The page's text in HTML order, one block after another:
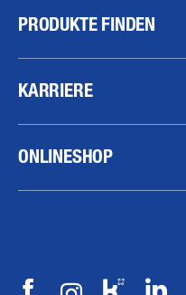
PRODUKTE FINDEN
KARRIERE
ONLINESHOP